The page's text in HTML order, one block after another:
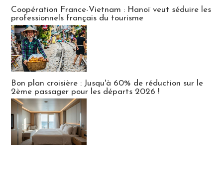
Coopération France-Vietnam : Hanoï veut séduire les
professionnels français du tourisme
Bon plan croisière : Jusqu'à 60% de réduction sur le
2ème passager pour les départs 2026 !